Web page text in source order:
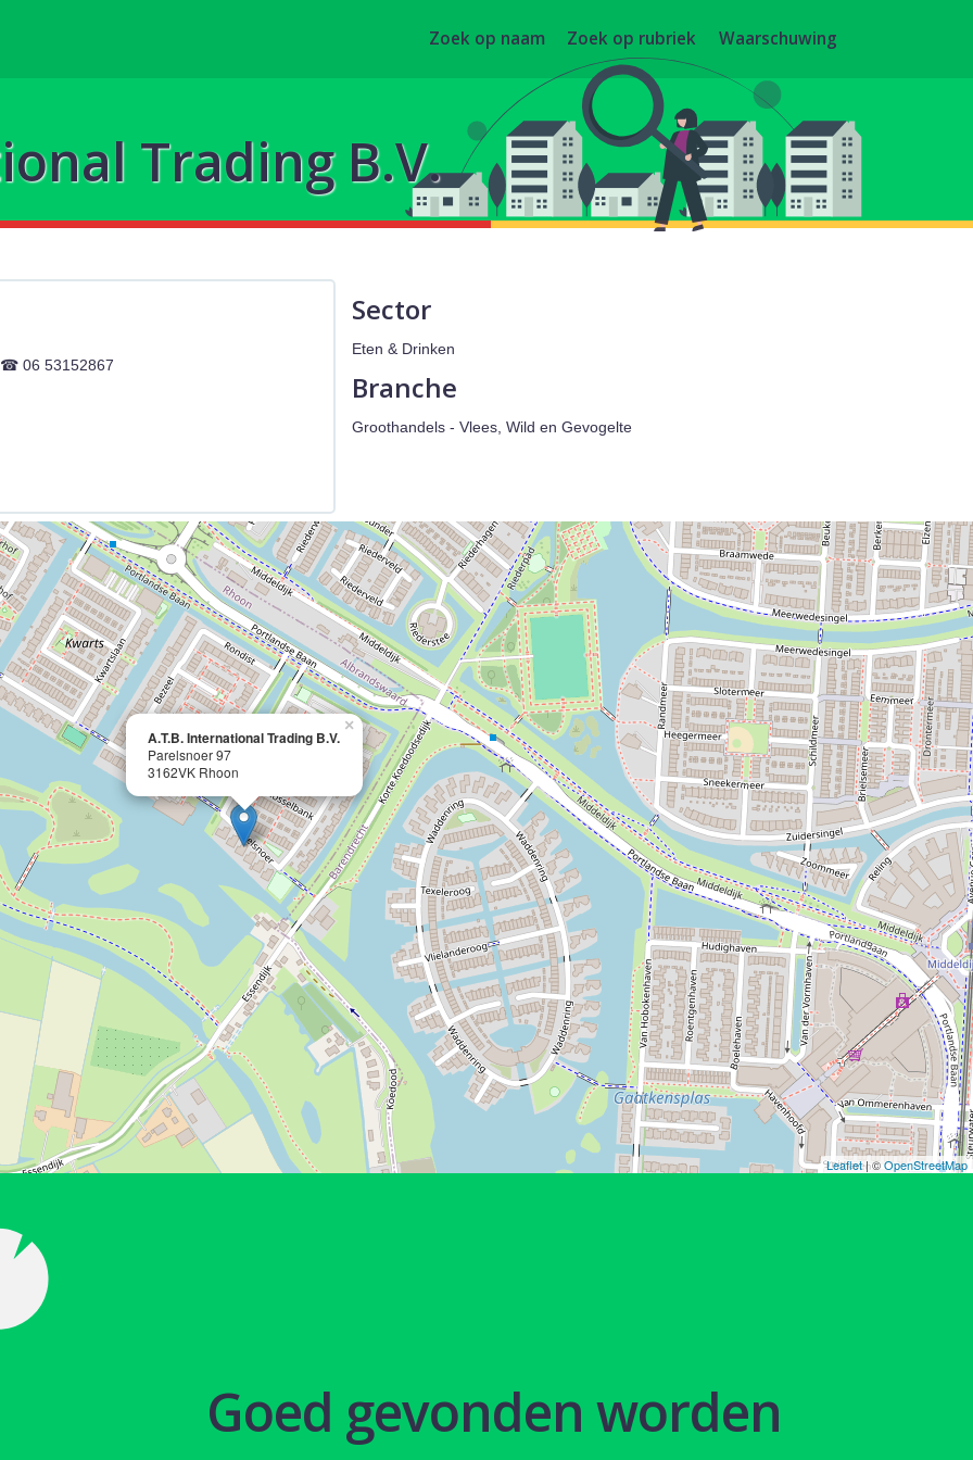
Zoek op naam Zoek op rubriek Waarschuwing
Trading B.V.
06 53152867
Sector
Eten & Drinken
Branche
Groothandels - Vlees, Wild en Gevogelte
A.T.B. International Trading B.V.
Parelsnoer 97
3162VK Rhoon
×
Leaflet| ©OpenStreetMap
Goed gevonden worden